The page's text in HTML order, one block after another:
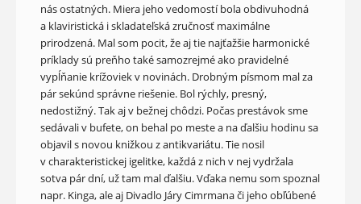
nás ostatných. Miera jeho vedomostí bola obdivuhodná
a klaviristická i skladateľská zručnosť maximálne
prirodzená. Mal som pocit, že aj tie najťažšie harmonické
príklady sú preňho také samozrejmé ako pravidelné
vypĺňanie krížoviek v novinách. Drobným písmom mal za
pár sekúnd správne riešenie. Bol rýchly, presný,
nedostižný. Tak aj v bežnej chôdzi. Počas prestávok sme
sedávali v bufete, on behal po meste a na ďalšiu hodinu sa
objavil s novou knižkou z antikvariátu. Tie nosil
v charakteristickej igelitke, každá z nich v nej vydržala
sotva pár dní, už tam mal ďalšiu. Vďaka nemu som spoznal
napr. Kinga, ale aj Divadlo Járy Cimrmana či jeho obľúbené